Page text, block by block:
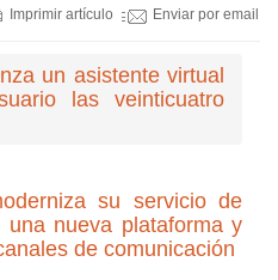
Imprimir artículo Enviar por email
un asistente virtual
las veinticuatro
su servicio de
nueva plataforma y
de comunicación